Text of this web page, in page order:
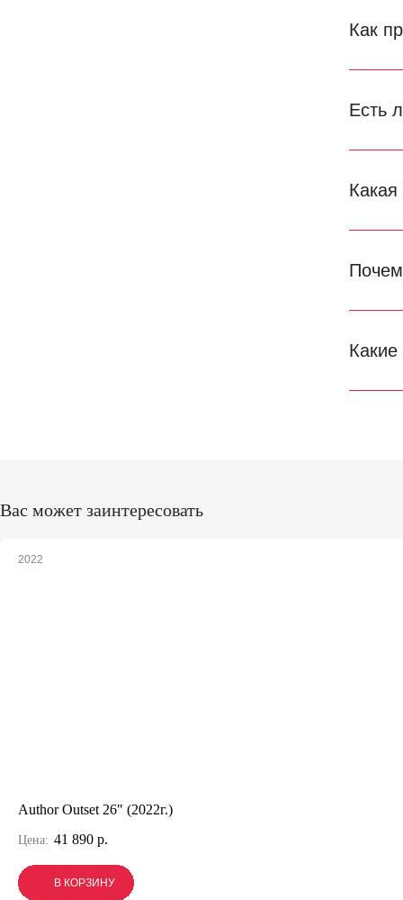
Как
Есть
Какая
Вас может заинтересовать
2022
Author Outset 26" (2022г.)
Цена: 41 890 р.
В КОРЗИНУ
В КОРЗИНУ
В КОРЗИНУ